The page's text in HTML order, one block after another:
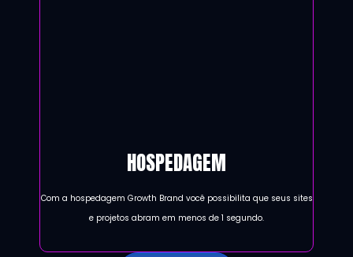
HOSPEDAGEM
Com a hospedagem Growth Brand você possibilita que seus sites
e projetos abram em menos de 1 segundo.